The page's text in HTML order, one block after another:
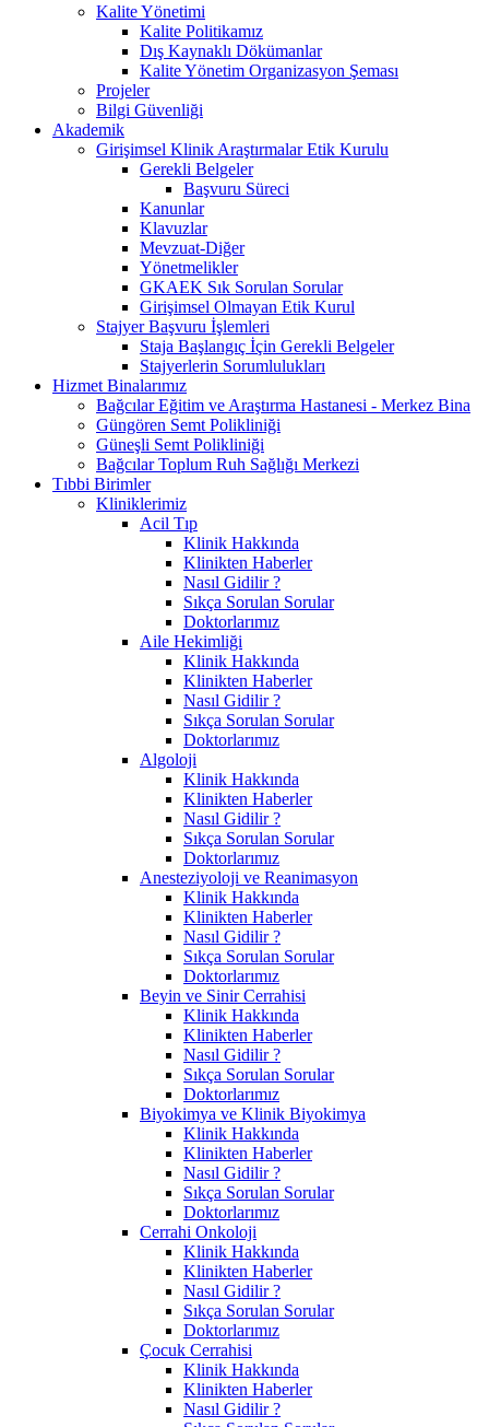
Kalite Yönetimi
Kalite Politikamız
Dış Kaynaklı Dökümanlar
Kalite Yönetim Organizasyon Şeması
Projeler
Bilgi Güvenliği
Akademik
Girişimsel Klinik Araştırmalar Etik Kurulu
Gerekli Belgeler
Başvuru Süreci
Kanunlar
Klavuzlar
Mevzuat-Diğer
Yönetmelikler
GKAEK Sık Sorulan Sorular
Girişimsel Olmayan Etik Kurul
Stajyer Başvuru İşlemleri
Staja Başlangıç İçin Gerekli Belgeler
Stajyerlerin Sorumlulukları
Hizmet Binalarımız
Bağcılar Eğitim ve Araştırma Hastanesi - Merkez Bina
Güngören Semt Polikliniği
Güneşli Semt Polikliniği
Bağcılar Toplum Ruh Sağlığı Merkezi
Tıbbi Birimler
Kliniklerimiz
Acil Tıp
Klinik Hakkında
Klinikten Haberler
Nasıl Gidilir ?
Sıkça Sorulan Sorular
Doktorlarımız
Aile Hekimliği
Klinik Hakkında
Klinikten Haberler
Nasıl Gidilir ?
Sıkça Sorulan Sorular
Doktorlarımız
Algoloji
Klinik Hakkında
Klinikten Haberler
Nasıl Gidilir ?
Sıkça Sorulan Sorular
Doktorlarımız
Anesteziyoloji ve Reanimasyon
Klinik Hakkında
Klinikten Haberler
Nasıl Gidilir ?
Sıkça Sorulan Sorular
Doktorlarımız
Beyin ve Sinir Cerrahisi
Klinik Hakkında
Klinikten Haberler
Nasıl Gidilir ?
Sıkça Sorulan Sorular
Doktorlarımız
Biyokimya ve Klinik Biyokimya
Klinik Hakkında
Klinikten Haberler
Nasıl Gidilir ?
Sıkça Sorulan Sorular
Doktorlarımız
Cerrahi Onkoloji
Klinik Hakkında
Klinikten Haberler
Nasıl Gidilir ?
Sıkça Sorulan Sorular
Doktorlarımız
Çocuk Cerrahisi
Klinik Hakkında
Klinikten Haberler
Nasıl Gidilir ?